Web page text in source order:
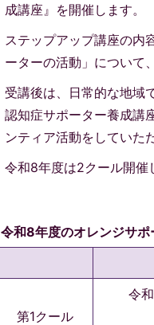
成講座』を開催します。
ステップアップ講座の内
ーターの活動」について
受講後は、日常的な地域
認知症サポーター養成講
ンティア活動をしていた
令和8年度は2クール開催
令和8年度のオレンジサ
第1クール
令